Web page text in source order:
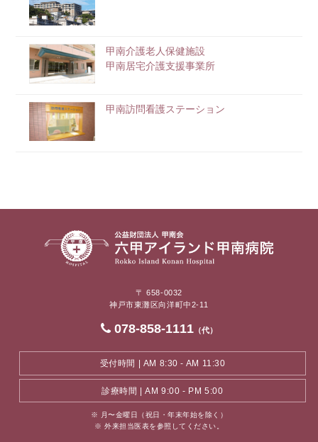
甲南介護老人保健施設
甲南居宅介護支援事業所
甲南訪問看護ステーション
〒 658-0032
神戸市東灘区向洋町中2-11
078-858-1111 （代）
受付時間 | AM 8:30 - AM 11:30
診療時間 | AM 9:00 - PM 5:00
※ 月〜金曜日（祝日・年末年始を除く）
※ 外来担当医表を参照してください。